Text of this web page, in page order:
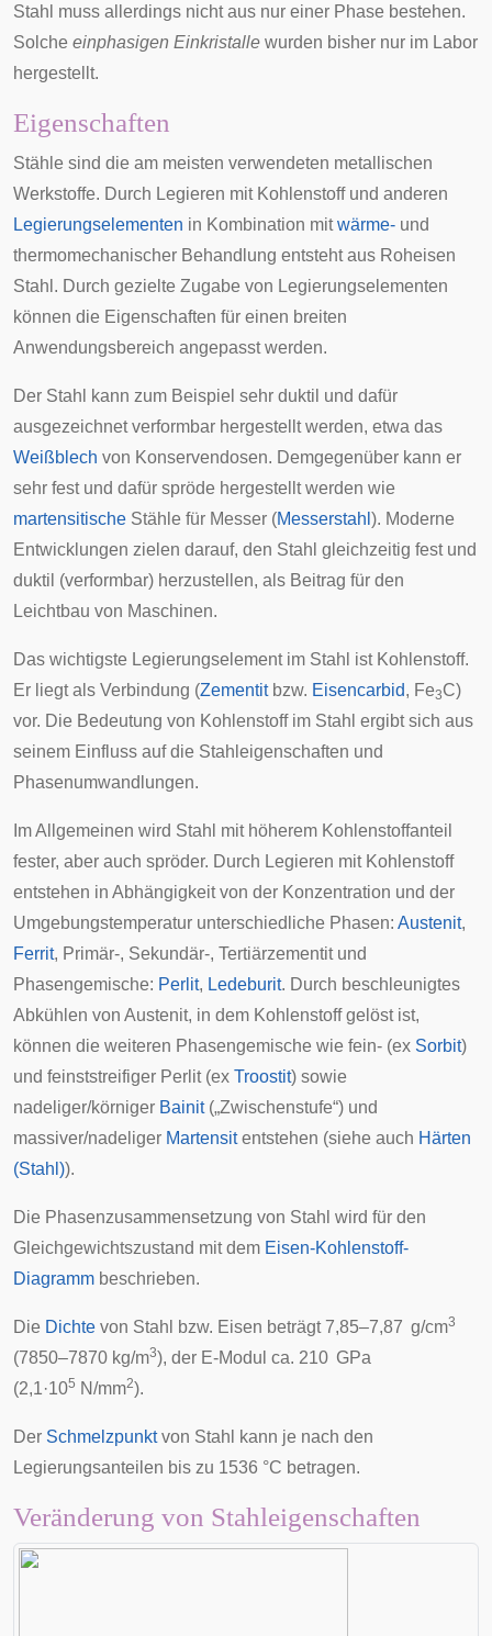
Stahl muss allerdings nicht aus nur einer Phase bestehen.
Solche einphasigen Einkristalle wurden bisher nur im Labor
hergestellt.
Eigenschaften
Stähle sind die am meisten verwendeten metallischen
Werkstoffe. Durch Legieren mit Kohlenstoff und anderen
Legierungselementen in Kombination mitwärme- und
thermomechanischer Behandlung entsteht aus Roheisen
Stahl. Durch gezielte Zugabe von Legierungselementen
können die Eigenschaften für einen breiten
Anwendungsbereich angepasst werden.
Der Stahl kann zum Beispiel sehr duktil und dafür
ausgezeichnet verformbar hergestellt werden, etwa das
Weißblech von Konservendosen. Demgegenüber kann er
sehr fest und dafür spröde hergestellt werden wie
martensitische Stähle für Messer (Messerstahl ). Moderne
Entwicklungen zielen darauf, den Stahl gleichzeitig fest und
duktil (verformbar) herzustellen, als Beitrag für den
Leichtbau von Maschinen.
Das wichtigste Legierungselement im Stahl ist Kohlenstoff.
Er liegt als Verbindung (Zementitbzw. Eisencarbid, Fe3C)
vor. Die Bedeutung von Kohlenstoff im Stahl ergibt sich aus
seinem Einfluss auf die Stahleigenschaften und
Phasenumwandlungen.
Im Allgemeinen wird Stahl mit höherem Kohlenstoffanteil
fester, aber auch spröder. Durch Legieren mit Kohlenstoff
entstehen in Abhängigkeit von der Konzentration und der
Umgebungstemperatur unterschiedliche Phasen: Austenit,
Ferrit, Primär-, Sekundär-, Tertiärzementit und
Phasengemische: Perlit, Ledeburit. Durch beschleunigtes
Abkühlen von Austenit, in dem Kohlenstoff gelöst ist,
können die weiteren Phasengemische wie fein- (ex Sorbit)
und feinststreifiger Perlit (ex Troostit) sowie
nadeliger/körniger Bainit(„Zwischenstufe“) und
massiver/nadeliger Martensitentstehen (siehe auch Härten
(Stahl)).
Die Phasenzusammensetzung von Stahl wird für den
Gleichgewichtszustand mit dem Eisen-Kohlenstoff-
Diagramm beschrieben.
Die Dichte von Stahl bzw. Eisen beträgt 7,85–7,87 g/cm3
(7850–7870 kg/m3), der E-Modul ca. 210 GPa
(2,1·105 N/mm2).
Der Schmelzpunktvon Stahl kann je nach den
Legierungsanteilen bis zu 1536 °C betragen.
Veränderung von Stahleigenschaften